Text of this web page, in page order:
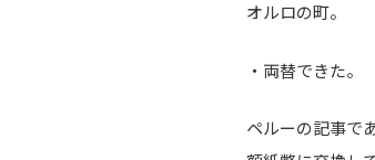
オルロの町。
・両替できた。
ペルーの記事で